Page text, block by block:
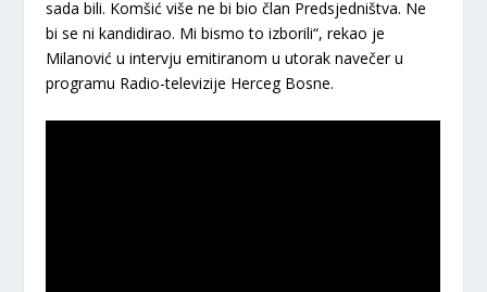
sada bili. Komšić više ne bi bio član Predsjedništva. Ne
bi se ni kandidirao. Mi bismo to izborili“, rekao je
Milanović u intervju emitiranom u utorak navečer u
programu Radio-televizije Herceg Bosne.